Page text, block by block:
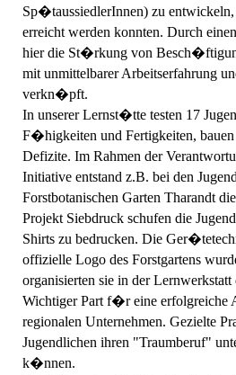
Sp�taussiedlerInnen) zu
erreicht werden konnten. Durch
hier die St�rkung von
mit unmittelbarer Arbeitserfahrung
verkn�pft.
In unserer Lernst�tte testen 17
F�higkeiten und Fertigkeiten,
Defizite. Im Rahmen der
Initiative entstand z.B. bei den
Forstbotanischen Garten Tharandt
Projekt Siebdruck schufen die
Shirts zu bedrucken. Die
offizielle Logo des Forstgartens
organisierten sie in der
Wichtiger Part f�r eine erfolgreiche
regionalen Unternehmen. Gezielte
Jugendlichen ihren "Traumberuf"
k�nnen.